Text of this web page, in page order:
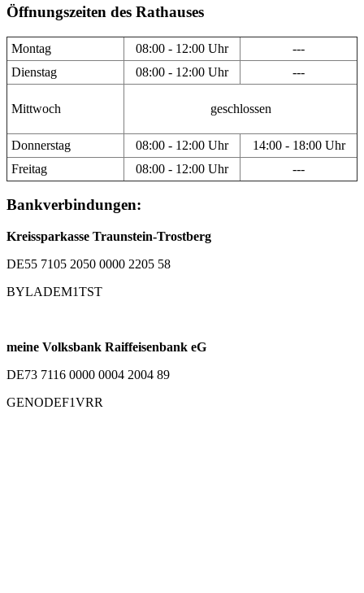
Öffnungszeiten des Rathauses
Montag 08:00 - 12:00 Uhr
---
Dienstag
08:00 - 12:00 Uhr ---
Mittwoch geschlossen
Donnerstag 08:00 - 12:00 Uhr
14:00 - 18:00 Uhr
Freitag
08:00 - 12:00 Uhr ---
Bankverbindungen:
Kreissparkasse Traunstein-Trostberg
DE55 7105 2050 0000 2205 58
BYLADEM1TST
meine Volksbank Raiffeisenbank eG
DE73 7116 0000 0004 2004 89
GENODEF1VRR